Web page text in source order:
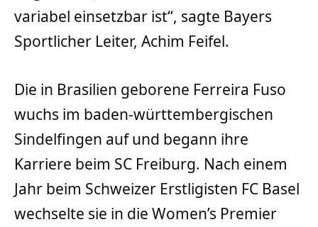
variabel einsetzbar ist“, sagte Bayers
Sportlicher Leiter, Achim Feifel.
Die in Brasilien geborene Ferreira Fuso
wuchs im baden-württembergischen
Sindelfingen auf und begann ihre
Karriere beim SC Freiburg. Nach einem
Jahr beim Schweizer Erstligisten FC Basel
wechselte sie in die Women’s Premier